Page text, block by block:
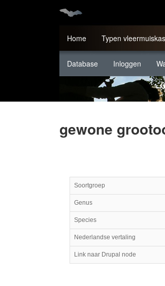
Home Typen
Database Inloggen
gewone
Soortgroep
Genus
Species
Nederlandse vertaling
Link naar Drupal node